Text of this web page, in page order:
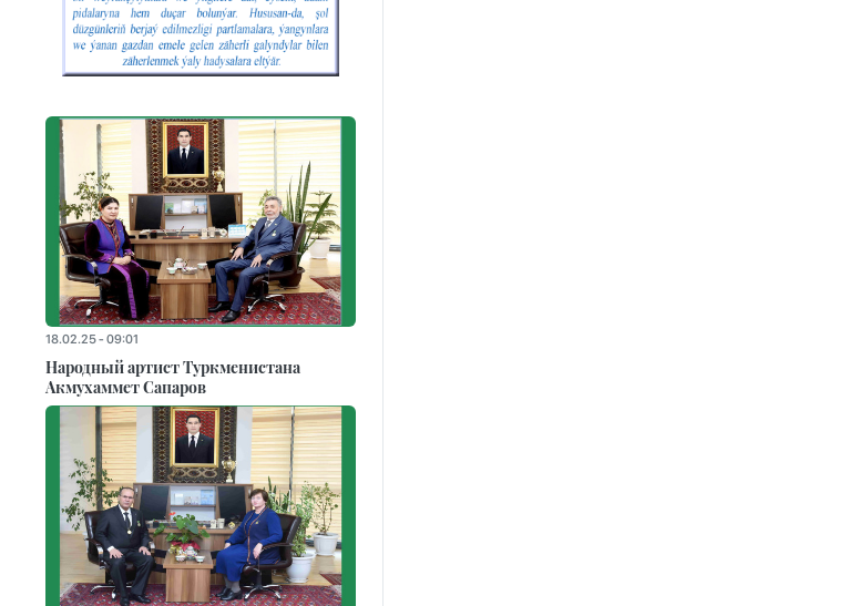
18.02.25 - 09:01
Народный артист Туркменистана
Акмухаммет Сапаров